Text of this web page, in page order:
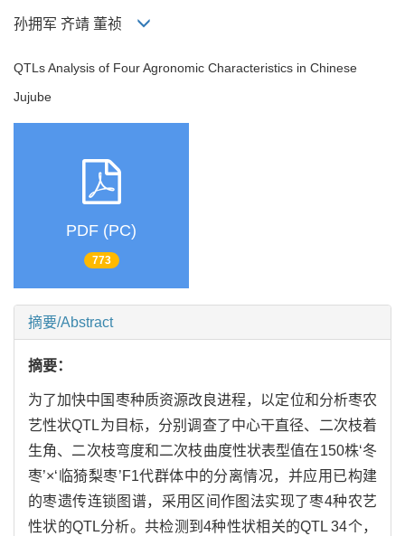
孙拥军 齐靖 董祯
QTLs Analysis of Four Agronomic Characteristics in Chinese
Jujube
PDF (PC)
773
摘要/Abstract
摘要：
为了加快中国枣种质资源改良进程，以定位和分析枣农
艺性状QTL为目标，分别调查了中心干直径、二次枝着
生角、二次枝弯度和二次枝曲度性状表型值在150株‘冬
枣’×‘临猗梨枣’F1代群体中的分离情况，并应用已构建
的枣遗传连锁图谱，采用区间作图法实现了枣4种农艺
性状的QTL分析。共检测到4种性状相关的QTL 34个，